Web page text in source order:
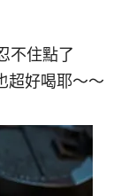
不住點了
超好喝耶～～